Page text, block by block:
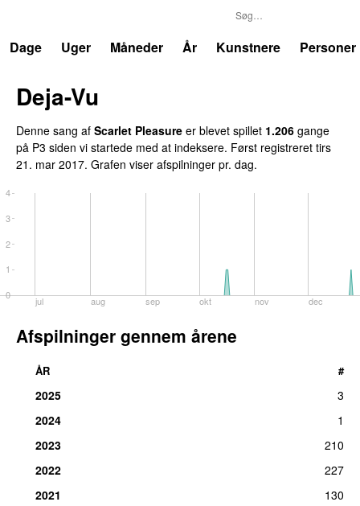
Dage
Uger Måneder År Kunstnere Personer
Deja-Vu
Denne sang af Scarlet Pleasure er blevet spillet 1.206 gange
på P3 siden vi startede med at indeksere. Først registreret tirs
21. mar 2017. Grafen viser afspilninger pr. dag.
jul aug sep okt nov dec
0
1
2
3
4
Afspilninger gennem årene
ÅR #
2025
3
2024
1
2023
210
2022
227
2021
130